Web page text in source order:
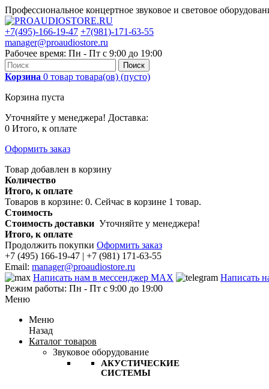
Профессиональное концертное звуковое и световое
+7(495)-166-19-47 +7(981)-171-63-55
manager@proaudiostore.ru
Рабочее время: Пн - Пт с 9:00 до 19:00
Поиск
Корзина 0 товар товара(ов) (пусто)
Корзина пуста
Уточняйте у менеджера! Доставка:
0 Итого, к оплате
Оформить заказ
Товар добавлен в корзину
Количество
Итого, к оплате
Товаров в корзине: 0. Сейчас в корзине 1 товар.
Стоимость
Стоимость доставки Уточняйте у менеджера!
Итого, к оплате
Продолжить покупки Оформить заказ
+7 (495) 166-19-47 | +7 (981) 171-63-55
Email: manager@proaudiostore.ru
Написать нам в мессенджер MAX
Написать
Режим работы: Пн - Пт с 9:00 до 19:00
Меню
Меню
Назад
Каталог товаров
Звуковое оборудование
АКУСТИЧЕСКИЕ
СИСТЕМЫ